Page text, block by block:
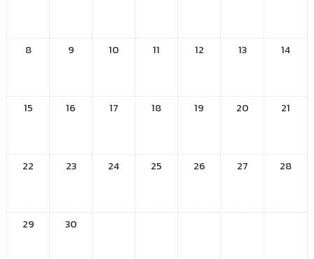
8 9 10 11 12 13 14
15 16 17 18 19 20 21
22 23 24 25 26 27 28
29 30